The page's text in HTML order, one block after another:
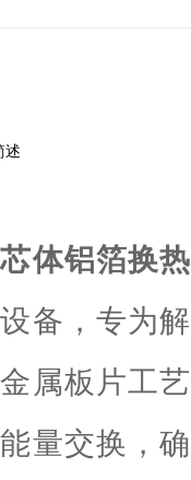
述
体铝箔换
备，专为
属板片工
量交换，